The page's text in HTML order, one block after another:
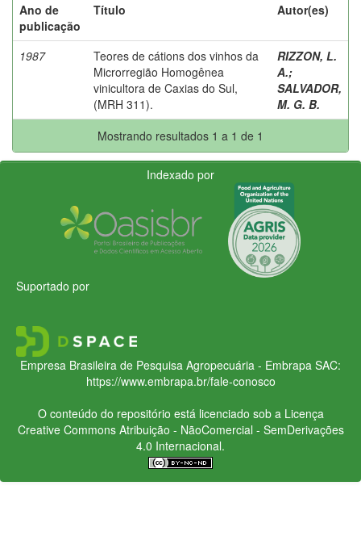
Ano de
publicação
Título Autor(es)
1987
Teores de cátions dos vinhos da
Microrregião Homogênea
vinicultora de Caxias do Sul,
(MRH 311).
RIZZON, L.
A.;
SALVADOR,
M. G. B.
Mostrando resultados 1 a 1 de 1
Indexado por
Suportado por
Empresa Brasileira de Pesquisa Agropecuária - Embrapa SAC:
https://www.embrapa.br/fale-conosco
O conteúdo do repositório está licenciado sob a Licença
Creative CommonsAtribuição - NãoComercial - SemDerivações
4.0 Internacional.